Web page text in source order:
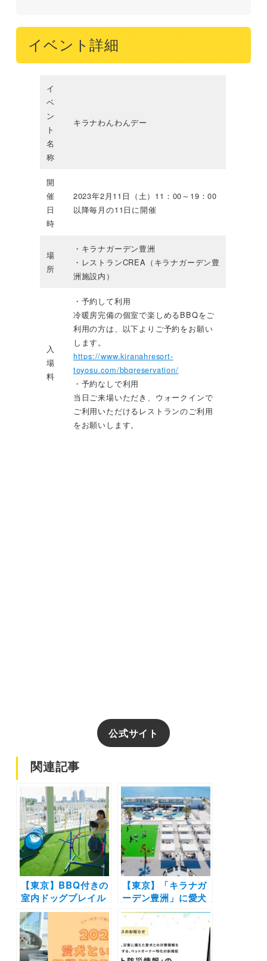
イベント詳細
イ
ベ
ン
ト
名
称
キラナわんわんデー
開
催
日
時
2023年2月11日（土）11：00～19：00
以降毎月の11日に開催
場
所
・キラナガーデン豊洲
・レストランCREA（キラナガーデン豊
洲施設内）
入
場
料
・予約して利用
冷暖房完備の個室で楽しめるBBQをご
利用の方は、以下よりご予約をお願い
します。
https://www.kiranahresort-
toyosu.com/bbqreservation/
・予約なしで利用
当日ご来場いただき、ウォークインで
ご利用いただけるレストランのご利用
をお願いします。
公式サイト
関連記事
【東京】BBQ付きの
室内ドッグプレイル
ーム登場！「キラナ
ガーデン豊洲」で期
間限定のキャンペー
ン「冬キラナ」が開
【東京】「キラナガ
ーデン豊洲」に愛犬
と記念日ランチが堪
能できるレストラン
「CREA(クレア)」
が1月16日リニュー